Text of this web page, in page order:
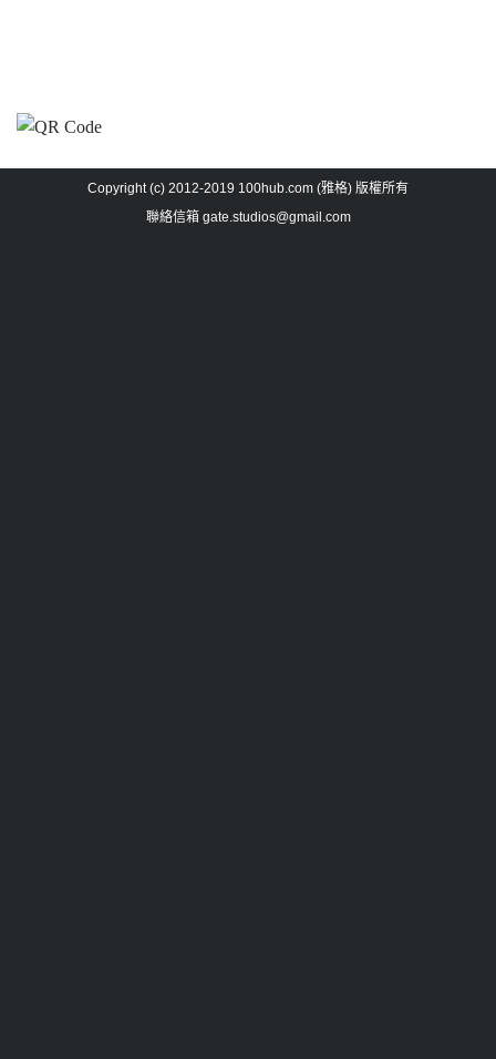
Copyright (c) 2012-2019 100hub.com (雅格) 版權所有
聯絡信箱 gate.studios@gmail.com